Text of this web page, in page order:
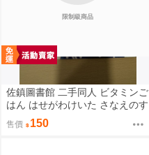
限制級商品
佐鎮圖書館 二手同人 ビタミンご
はん はせがわけいた さなえのす
きはとどまらずっ 東方
售價 150